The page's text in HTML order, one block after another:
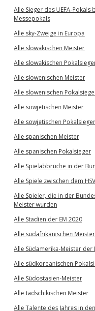
Alle Sieger des UEFA-
Messepokals
Alle sky-Zweige in Europa
Alle slowakischen Meister
Alle slowakischen
Alle slowenischen Meister
Alle slowenischen
Alle sowjetischen Meister
Alle sowjetischen Pokalsieger
Alle spanischen Meister
Alle spanischen Pokalsieger
Alle Spielabbrüche in der
Alle Spiele zwischen dem
Alle Spieler, die in der
Meister wurden
Alle Stadien der EM 2020
Alle südafrikanischen Meister
Alle Südamerika-Meister der
Alle südkoreanischen
Alle Südostasien-Meister
Alle tadschikischen Meister
Alle Talente des Jahres in